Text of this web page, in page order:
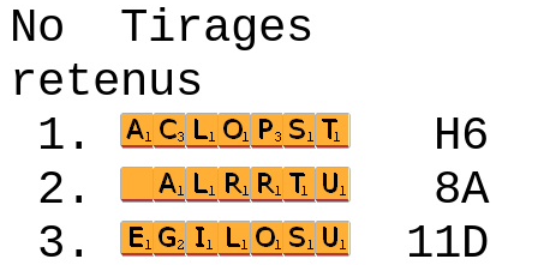
No Tirages
retenus
1.
2.
3.